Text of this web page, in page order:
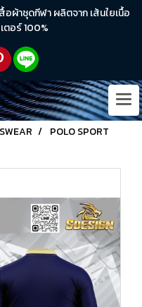
อผ้าชุดกีฬา ผลิตจาก เส้นใยเนื้อ
ตอร์ 100%
POLO SPORT